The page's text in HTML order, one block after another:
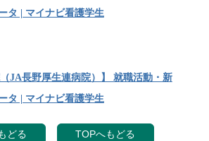
タ | マイナビ看護学生
（JA長野厚生連病院）】 就職活動・新
タ | マイナビ看護学生
どる TOPへもどる